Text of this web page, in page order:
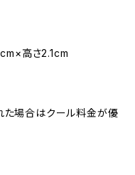
高さ2.1cm
た場合はクール料金が優